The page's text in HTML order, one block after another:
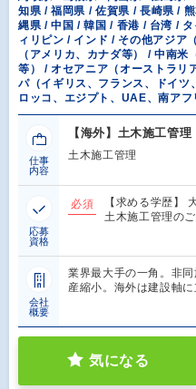
知県 / 福岡県 / 佐賀県 / 長崎県 /
縄県 / 中国 / 韓国 / 香港 / 台湾 /
ィリピン / インド / その他アジア
（アメリカ、カナダ等） / 中南
等） / オセアニア（オーストラリ
パ（イギリス、フランス、ドイツ
ロッコ、エジプト、UAE、南ア
仕事
内容
【海外】土木施工管理
土木施工管理
応募
資格
必須
【求める学歴】
土木施工管理の
会社
概要
業界最大手の一角。非
産縮小。海外は建設軸に
気になる